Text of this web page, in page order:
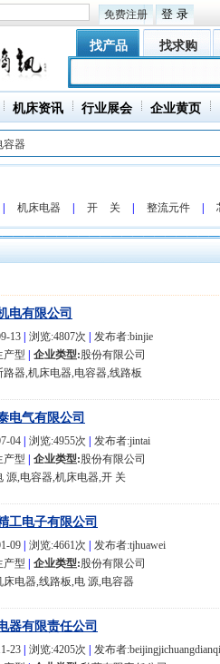
免费注册
找产品 找求购
机床资讯 行业展会 企业黄页
容器
机床电器 开 关 整流元件
电有限公司
13 浏览:4807次
发布者:binjie
产型 企业类型:股份有限公司
路器,机床电器,电容器,线路板
电气有限公司
04 浏览:4955次
发布者:jintai
产型 企业类型:股份有限公司
源,电容器,机床电器,开 关
工电子有限公司
09 浏览:4661次
发布者:tjhuawei
产型 企业类型:股份有限公司
床电器,线路板,电 源,电容器
器有限责任公司
23 浏览:4205次
发布者:beijingjichuangdianqi